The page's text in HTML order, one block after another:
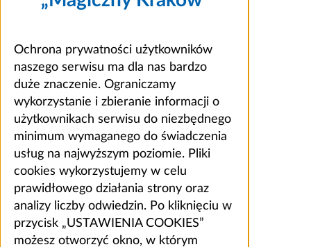
Ochrona prywatności użytkowników
naszego serwisu ma dla nas bardzo
duże znaczenie. Ograniczamy
wykorzystanie i zbieranie informacji o
użytkownikach serwisu do niezbędnego
minimum wymaganego do świadczenia
usług na najwyższym poziomie. Pliki
cookies wykorzystujemy w celu
prawidłowego działania strony oraz
analizy liczby odwiedzin. Po kliknięciu w
przycisk „USTAWIENIA COOKIES”
możesz otworzyć okno, w którym